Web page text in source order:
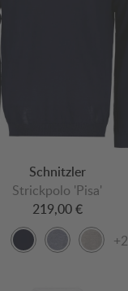
Schnitzler
Strickpolo 'Pisa'
219,00 €
+2